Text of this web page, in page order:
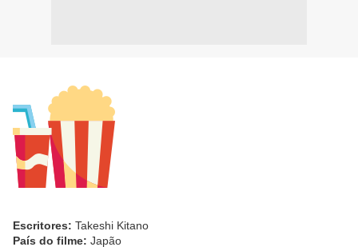
Escritores: Takeshi Kitano
País do filme: Japão